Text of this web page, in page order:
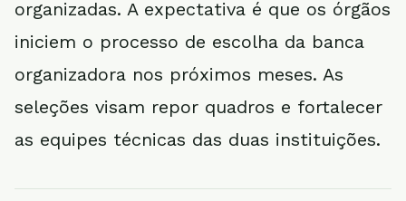
organizadas. A expectativa é que os órgãos
iniciem o processo de escolha da banca
organizadora nos próximos meses. As
seleções visam repor quadros e fortalecer
as equipes técnicas das duas instituições.